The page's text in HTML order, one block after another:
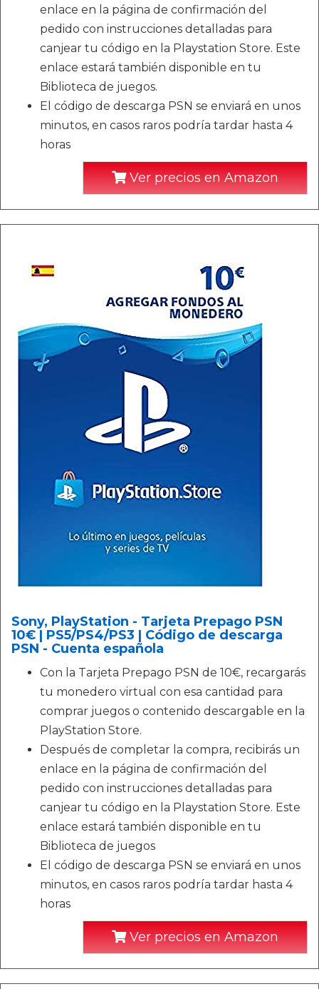
enlace en la página de confirmación del
pedido con instrucciones detalladas para
canjear tu código en la Playstation Store. Este
enlace estará también disponible en tu
Biblioteca de juegos.
El código de descarga PSN se enviará en unos
minutos, en casos raros podría tardar hasta 4
horas
Ver precios en Amazon
Sony, PlayStation - Tarjeta Prepago PSN
10€ | PS5/PS4/PS3 | Código de descarga
PSN - Cuenta española
Con la Tarjeta Prepago PSN de 10€, recargarás
tu monedero virtual con esa cantidad para
comprar juegos o contenido descargable en la
PlayStation Store.
Después de completar la compra, recibirás un
enlace en la página de confirmación del
pedido con instrucciones detalladas para
canjear tu código en la Playstation Store. Este
enlace estará también disponible en tu
Biblioteca de juegos
El código de descarga PSN se enviará en unos
minutos, en casos raros podría tardar hasta 4
horas
Ver precios en Amazon